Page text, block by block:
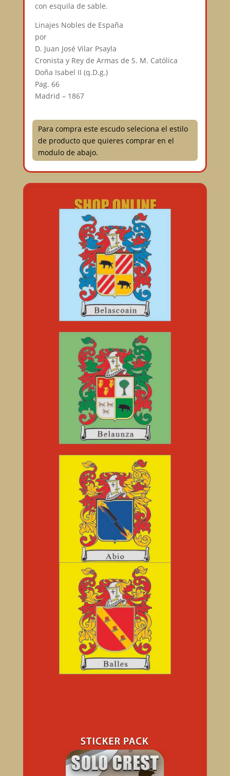
con esquila de sable.
Linajes Nobles de España
por
D. Juan José Vilar Psayla
Cronista y Rey de Armas de S. M. Católica
Doña Isabel II (q.D.g.)
Pag. 66
Madrid – 1867
Para compra este escudo seleciona el estilo
de producto que quieres comprar en el
modulo de abajo.